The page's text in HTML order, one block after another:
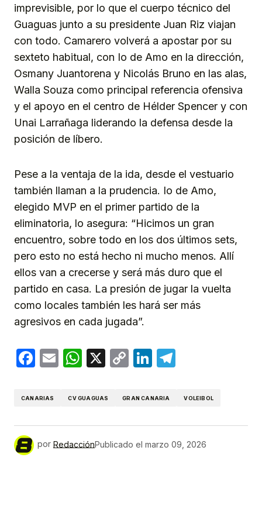
imprevisible, por lo que el cuerpo técnico del
Guaguas junto a su presidente Juan Riz viajan
con todo. Camarero volverá a apostar por su
sexteto habitual, con Io de Amo en la dirección,
Osmany Juantorena y Nicolás Bruno en las alas,
Walla Souza como principal referencia ofensiva
y el apoyo en el centro de Hélder Spencer y con
Unai Larrañaga liderando la defensa desde la
posición de líbero.
Pese a la ventaja de la ida, desde el vestuario
también llaman a la prudencia. Io de Amo,
elegido MVP en el primer partido de la
eliminatoria, lo asegura: “Hicimos un gran
encuentro, sobre todo en los dos últimos sets,
pero esto no está hecho ni mucho menos. Allí
ellos van a crecerse y será más duro que el
partido en casa. La presión de jugar la vuelta
como locales también les hará ser más
agresivos en cada jugada”.
Facebook
EmailWhatsApp
X
CopyLinkedIn
CANARIAS CV GUAGUAS GRAN CANARIA VOLEIBOL
por RedacciónPublicado el marzo 09, 2026